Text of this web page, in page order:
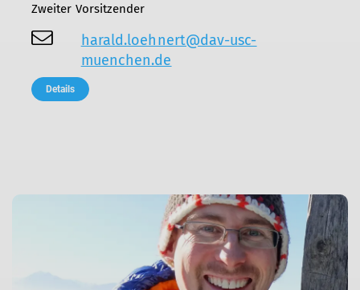
Zweiter Vorsitzender
harald.loehnert@dav-usc-
muenchen.de
Details